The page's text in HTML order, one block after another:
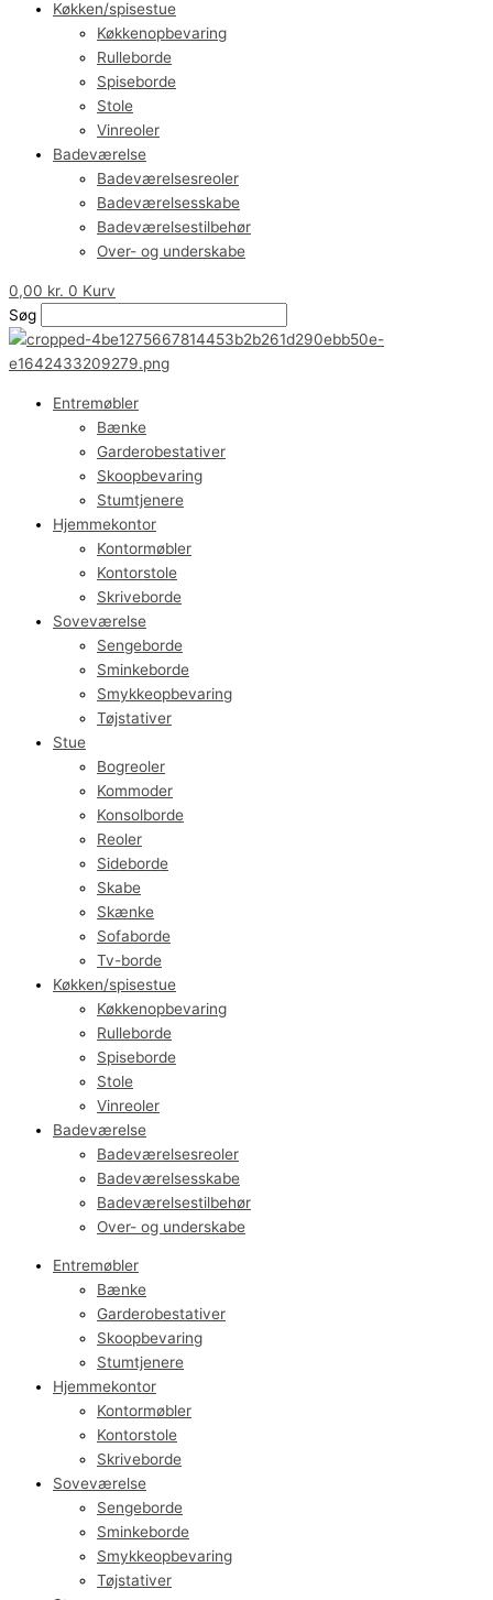
Køkken/spisestue
Køkkenopbevaring
Rulleborde
Spiseborde
Stole
Vinreoler
Badeværelse
Badeværelsesreoler
Badeværelsesskabe
Badeværelsestilbehør
Over- og underskabe
0,00 kr. 0 Kurv
Søg
Entremøbler
Bænke
Garderobestativer
Skoopbevaring
Stumtjenere
Hjemmekontor
Kontormøbler
Kontorstole
Skriveborde
Soveværelse
Sengeborde
Sminkeborde
Smykkeopbevaring
Tøjstativer
Stue
Bogreoler
Kommoder
Konsolborde
Reoler
Sideborde
Skabe
Skænke
Sofaborde
Tv-borde
Køkken/spisestue
Køkkenopbevaring
Rulleborde
Spiseborde
Stole
Vinreoler
Badeværelse
Badeværelsesreoler
Badeværelsesskabe
Badeværelsestilbehør
Over- og underskabe
Entremøbler
Bænke
Garderobestativer
Skoopbevaring
Stumtjenere
Hjemmekontor
Kontormøbler
Kontorstole
Skriveborde
Soveværelse
Sengeborde
Sminkeborde
Smykkeopbevaring
Tøjstativer